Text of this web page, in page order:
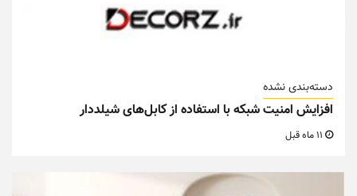
دسته‌بندی نشده
افزایش امنیت شبکه با استفاده از کابل‌های شیلددار